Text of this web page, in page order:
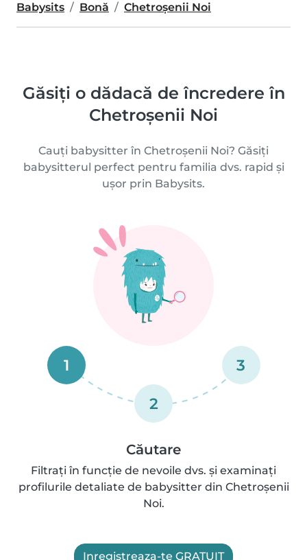
Babysits Bonă Chetroşenii Noi
Găsiți o dădacă de încredere în
Chetroşenii Noi
Cauți babysitter în Chetroşenii Noi? Găsiți
babysitterul perfect pentru familia dvs. rapid și
ușor prin Babysits.
1
2
3
Căutare
Filtrați în funcție de nevoile dvs. și examinați
profilurile detaliate de babysitter din Chetroşenii
Noi.
Inregistreaza-te GRATUIT